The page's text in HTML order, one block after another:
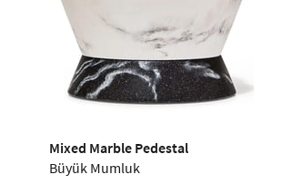
Mixed Marble Pedestal
Büyük Mumluk